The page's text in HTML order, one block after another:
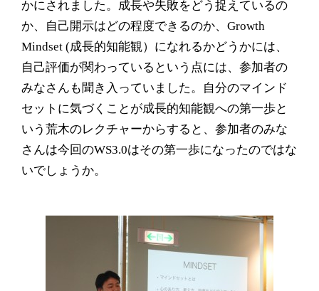
かにされました。成長や失敗をどう捉えているの
か、自己開示はどの程度できるのか、 Growth
Mindset (成長的知能観）になれるかどうかには、
自己評価が関わっているという点には、参加者の
みなさんも聞き入っていました。自分のマインド
セットに気づくことが成長的知能観への第一歩と
いう荒木のレクチャーからすると、参加者のみな
さんは今回のWS3.0はその第一歩になったのではな
いでしょうか。